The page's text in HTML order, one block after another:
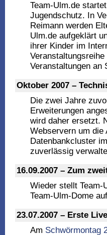
Team-Ulm.de
Jugendschutz. In
Reimann werden
Ulm.de aufgeklärt
ihrer Kinder im
Veranstaltungen an
Oktober 2007 –
Die zwei Jahre
Erweiterungen
wird daher ersetzt.
Webservern um die
Datenbankcluster
zuverlässig
16.09.2007 – Zum
Wieder stellt Team-
Team-Ulm-Dome
23.07.2007 – Erste
Am Schwörmontag